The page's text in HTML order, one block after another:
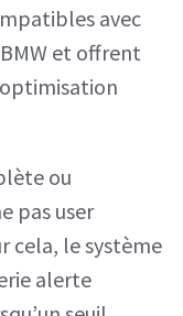
avec
et offrent
ou
pas user
cela, le système
alerte